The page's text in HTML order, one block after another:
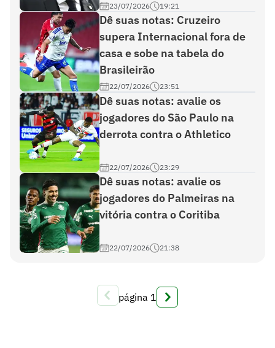
23/07/2026 19:21
Dê suas notas: Cruzeiro
supera Internacional fora de
casa e sobe na tabela do
Brasileirão
22/07/2026 23:51
Dê suas notas: avalie os
jogadores do São Paulo na
derrota contra o Athletico
22/07/2026 23:29
Dê suas notas: avalie os
jogadores do Palmeiras na
vitória contra o Coritiba
22/07/2026 21:38
página 1